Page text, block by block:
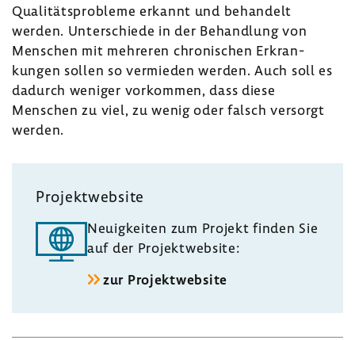
Quali­täts­pro­bleme erkannt und behan­delt
werden. Unter­schiede in der Behand­lung von
Menschen mit mehreren chro­ni­schen Erkran­
kungen sollen so vermieden werden. Auch soll es
dadurch weniger vorkommen, dass diese
Menschen zu viel, zu wenig oder falsch versorgt
werden.
Projekt­web­site
Neuig­keiten zum Projekt finden Sie
auf der Projekt­web­site:
zur Projekt­web­site